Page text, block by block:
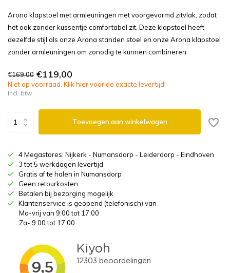
Arona klapstoel met armleuningen met voorgevormd zitvlak, zodat
het ook zonder kussentje comfortabel zit. Deze klapstoel heeft
dezelfde stijl als onze Arona standen stoel en onze Arona klapstoel
zonder armleuningen om zonodig te kunnen combineren.
€169,00 €119,00
Niet op voorraad. Klik hier voor de exacte levertijd!
Incl. btw
Toevoegen aan winkelwagen
4 Megastores: Nijkerk - Numansdorp - Leiderdorp - Eindhoven
3 tot 5 werkdagen levertijd
Gratis af te halen in Numansdorp
Geen retourkosten
Betalen bij bezorging mogelijk
Klantenservice is geopend (telefonisch) van
Ma-vrij van 9:00 tot 17:00
Za- 9:00 tot 17:00